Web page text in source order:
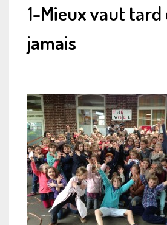
1-Mieux vaut tard
jamais